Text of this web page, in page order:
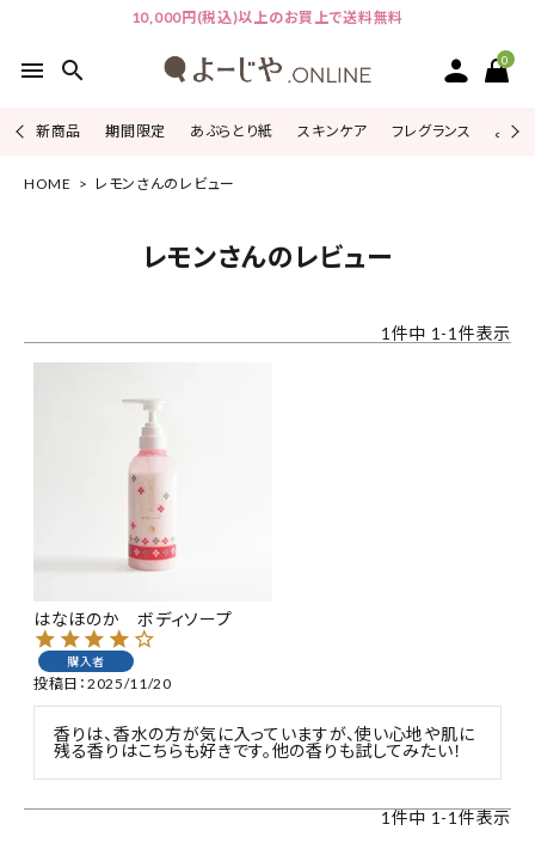
10,000円(税込)以上のお買上で送料無料
menu search 0
新商品 期間限定 あぶらとり紙 スキンケア フレグランス よじ
ACCOUNT MENU
ピックアップ
カテゴリーから探す
シリーズから探す
よーじやについて
お知らせ
ご利用ガイド
お客さま向け窓口(お問い合わせ)
HOME レモンさんのレビュー
レモンさんのレビュー
1 件中 1 -1 件表示
はなほのか ボディソープ
購入者
投稿日 2025/11/20
香りは、香水の方が気に入っていますが、使い心地や肌に
残る香りはこちらも好きです。他の香りも試してみたい！
1 件中 1 -1 件表示